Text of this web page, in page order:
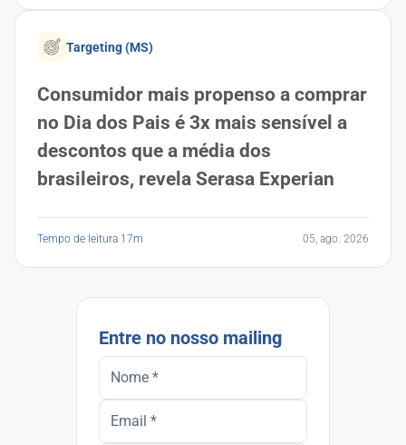
Targeting (MS)
Consumidor mais propenso a comprar
no Dia dos Pais é 3x mais sensível a
descontos que a média dos
brasileiros, revela Serasa Experian
Tempo de leitura 17m 05, ago. 2026
Entre no nosso mailing